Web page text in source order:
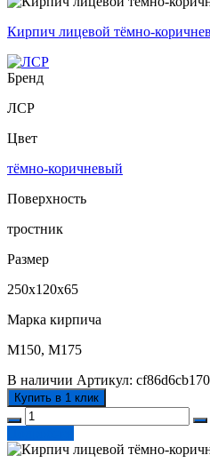
Кирпич лицевой тёмно-
Бренд
ЛСР
Цвет
тёмно-коричневый
Поверхность
тростник
Размер
250х120х65
Марка кирпича
М150, М175
В наличии Артикул:
Купить в 1 клик